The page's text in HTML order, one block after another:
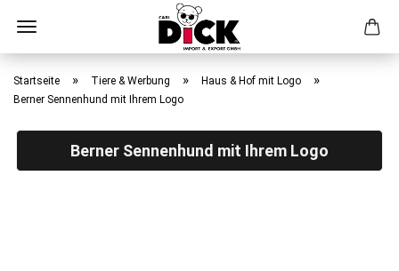
Direkt
zum
Hauptinhalt
Startseite » Tiere & Werbung » Haus & Hof mit Logo »
Berner Sennenhund mit Ihrem Logo
Berner Sennenhund mit Ihrem Logo